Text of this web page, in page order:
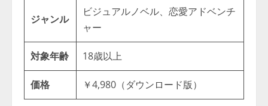
ジャンル
ビジュアルノベル、恋愛アドベンチ
ャー
対象年齢 18歳以上
価格 ￥4,980（ダウンロード版）